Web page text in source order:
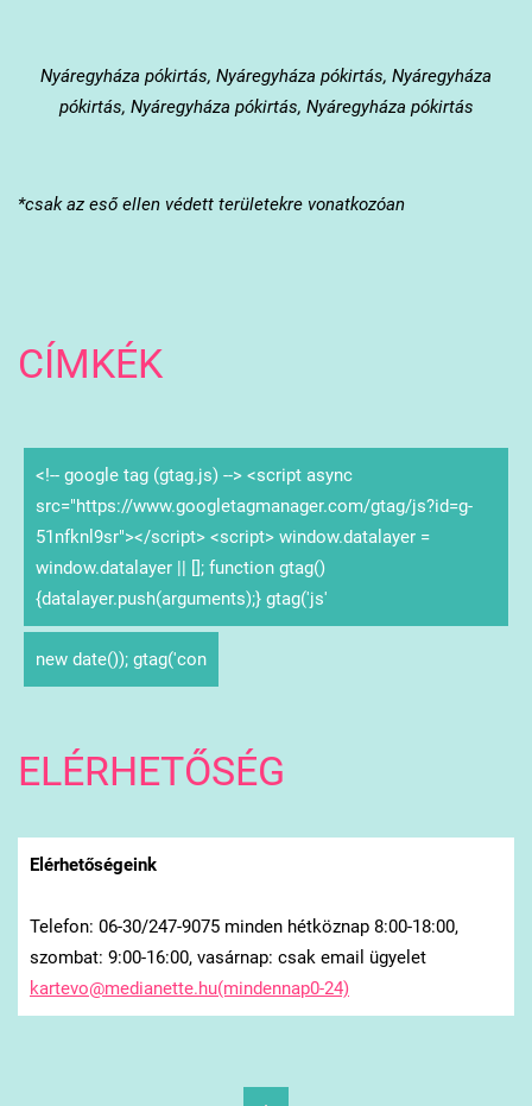
Nyáregyháza pókirtás, Nyáregyháza pókirtás, Nyáregyháza
pókirtás, Nyáregyháza pókirtás, Nyáregyháza pókirtás
*csak az eső ellen védett területekre vonatkozóan
CÍMKÉK
<!-- google tag (gtag.js) --> <script async
src="https://www.googletagmanager.com/gtag/js?id=g-
51nfknl9sr"></script> <script> window.datalayer =
window.datalayer || []; function gtag()
{datalayer.push(arguments);} gtag('js'
new date()); gtag('con
ELÉRHETŐSÉG
Elérhetőségeink
Telefon: 06-30/247-9075 minden hétköznap 8:00-18:00,
szombat: 9:00-16:00, vasárnap: csak email ügyelet
kartevo@medianette.hu(mindennap0-24)